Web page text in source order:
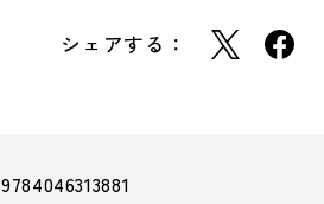
シェアする：
9784046313881